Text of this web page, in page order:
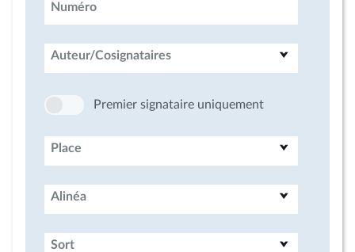
Numéro
Auteur/Cosignataires
Premier signataire uniquement
Place
Alinéa
Sort